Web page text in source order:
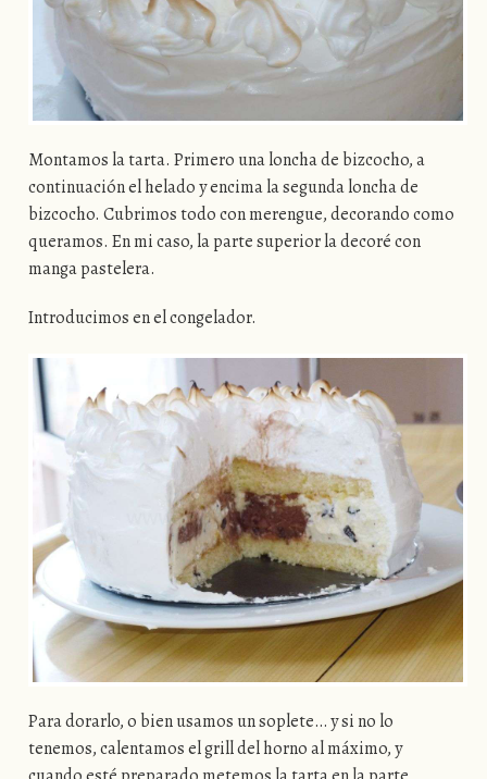
Montamos la tarta. Primero una loncha de bizcocho, a
continuación el helado y encima la segunda loncha de
bizcocho. Cubrimos todo con merengue, decorando como
queramos. En mi caso, la parte superior la decoré con
manga pastelera.
Introducimos en el congelador.
Para dorarlo, o bien usamos un soplete… y si no lo
tenemos, calentamos el grill del horno al máximo, y